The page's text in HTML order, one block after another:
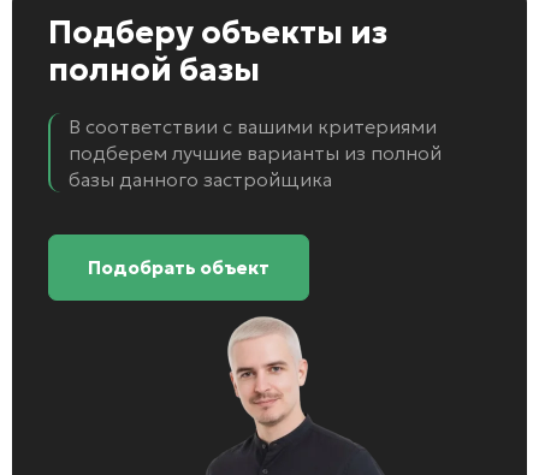
Подберу объекты из
полной базы
В соответствии с вашими критериями
подберем лучшие варианты из полной
базы данного застройщика
Подобрать объект